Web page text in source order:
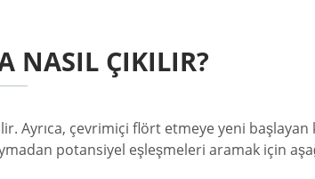
NASIL ÇIKILIR?
Ayrıca, çevrimiçi flört etmeye yeni
potansiyel eşleşmeleri aramak için